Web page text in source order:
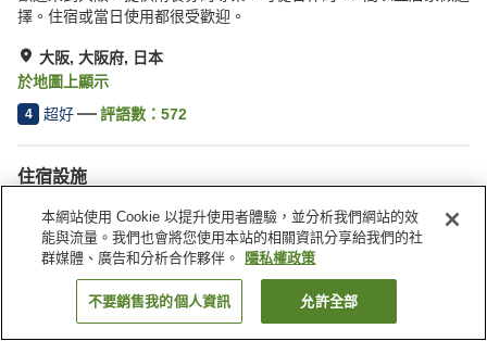
擇。住宿或當日使用都很受歡迎。
大阪, 大阪府, 日本
於地圖上顯示
4 超好 評語數： 572
住宿設施
停車場
Spa／美容沙龍
餐廳
咖啡廳
找客房
本網站使用 Cookie 以提升使用者體驗，並分析我們網站的效
能與流量。我們也會將您使用本站的相關資訊分享給我們的社
群媒體、廣告和分析合作夥伴。
隱私權政策
不要銷售我的個人資訊 允許全部